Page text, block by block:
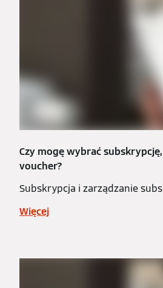
Czy mogę wybrać
voucher?
Subskrypcja i zarządzanie
Więcej